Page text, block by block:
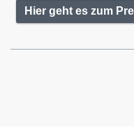
Hier geht es zum